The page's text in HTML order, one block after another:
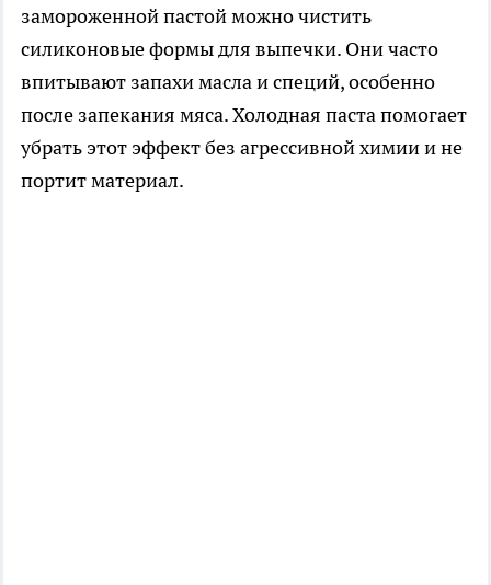
замороженной пастой можно чистить
силиконовые формы для выпечки. Они часто
впитывают запахи масла и специй, особенно
после запекания мяса. Холодная паста помогает
убрать этот эффект без агрессивной химии и не
портит материал.